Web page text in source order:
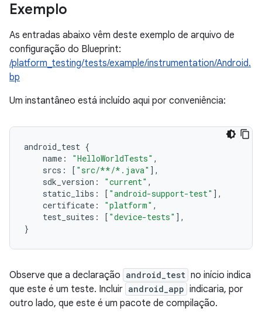
Exemplo
As entradas abaixo vêm deste exemplo de arquivo de
configuração do Blueprint:
/platform_testing/tests/example/instrumentation/Android.
bp
Um instantâneo está incluído aqui por conveniência:
android_test {
name : "HelloWorldTests" ,
srcs : [ "src/**/*.java" ],
sdk_version : "current" ,
static_libs : [ "android-support-test" ],
certificate : "platform" ,
test_suites : [ "device-tests" ],
}
Observe que a declaração android_test no início indica
que este é um teste. Incluir android_app indicaria, por
outro lado, que este é um pacote de compilação.